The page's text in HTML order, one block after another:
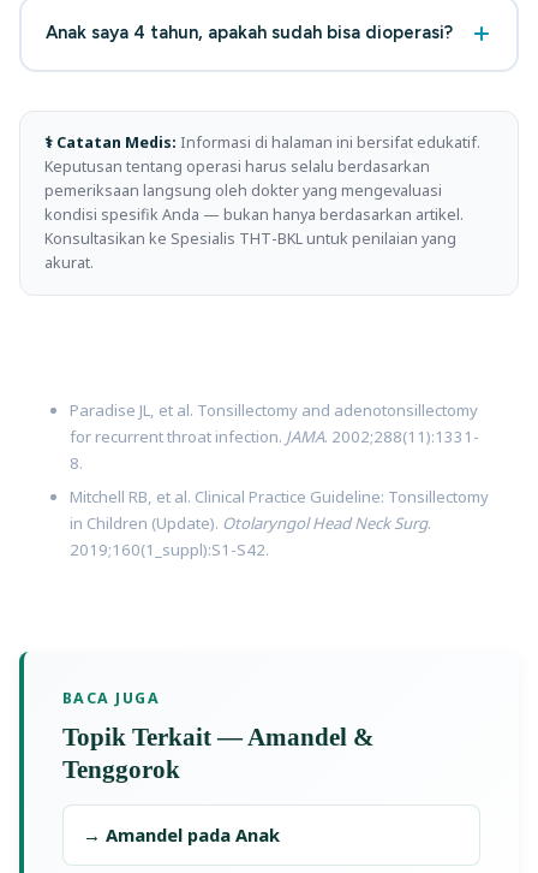
jika ada indikasi medis yang jelas. Prosesnya perlu
membuat janji.
Anak saya 4 tahun, apakah sudah bisa dioperasi?
sangat besar yang mengganggu pernapasan) justru
perlu dilakukan lebih awal. Dokter akan mengevaluasi
berat badan, kondisi umum anak, dan indikasi klinis
sebelum memutuskan.
⚕ Catatan Medis: Informasi di halaman ini bersifat edukatif.
Keputusan tentang operasi harus selalu berdasarkan
pemeriksaan langsung oleh dokter yang mengevaluasi
kondisi spesifik Anda — bukan hanya berdasarkan artikel.
Konsultasikan ke Spesialis THT-BKL untuk penilaian yang
akurat.
Paradise JL, et al. Tonsillectomy and adenotonsillectomy
for recurrent throat infection. JAMA. 2002;288(11):1331-
8.
Mitchell RB, et al. Clinical Practice Guideline: Tonsillectomy
in Children (Update). Otolaryngol Head Neck Surg.
2019;160(1_suppl):S1-S42.
BACA JUGA
Topik Terkait — Amandel &
Tenggorok
→ Amandel pada Anak